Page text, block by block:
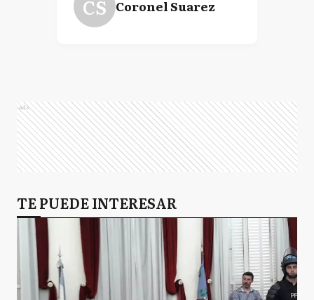
CS Coronel Suarez
Ads
TE PUEDE INTERESAR